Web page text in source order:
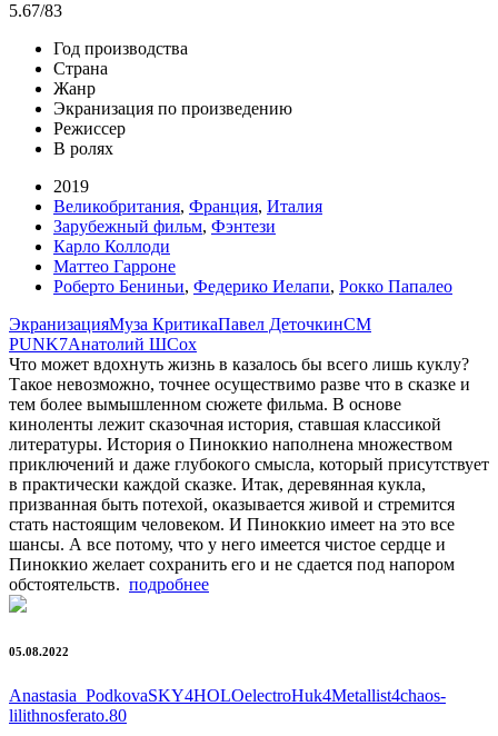
5.67/83
Год производства
Страна
Жанр
Экранизация по произведению
Режиссер
В ролях
2019
Великобритания, Франция, Италия
Зарубежный фильм, Фэнтези
Карло Коллоди
Маттео Гарроне
Роберто Бениньи, Федерико Иелапи, Рокко Папалео
ЭкранизацияМуза КритикаПавел ДеточкинCM
PUNK7Анатолий ШСох
Что может вдохнуть жизнь в казалось бы всего лишь куклу?
Такое невозможно, точнее осуществимо разве что в сказке и
тем более вымышленном сюжете фильма. В основе
киноленты лежит сказочная история, ставшая классикой
литературы. История о Пиноккио наполнена множеством
приключений и даже глубокого смысла, который присутствует
в практически каждой сказке. Итак, деревянная кукла,
призванная быть потехой, оказывается живой и стремится
стать настоящим человеком. И Пиноккио имеет на это все
шансы. А все потому, что у него имеется чистое сердце и
Пиноккио желает сохранить его и не сдается под напором
обстоятельств. подробнее
05.08.2022
Anastasia_PodkovaSKY4HOLOelectroHuk4Metallist4chaos-
lilithnosferato.80